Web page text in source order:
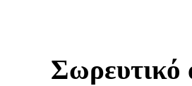
Σωρευτικό